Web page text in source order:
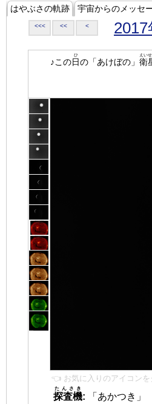
はやぶさの軌跡 宇宙からのメッセ
<<< << < 2017
♪この日
ひ
の「あけぼの」 衛
えい
👈 お気に入りのアイコンを
探査機
たんさき
:
「あかつき」